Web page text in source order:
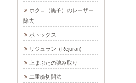
ホクロ（黒子）のレーザー
除去
ボトックス
リジュラン（Rejuran)
上まぶたの弛み取り
二重瞼切開法